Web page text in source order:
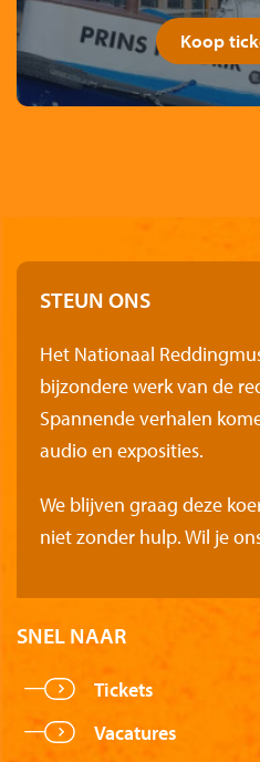
Koop
SNEL NAAR
Tickets
Vacatures
STEUN ONS
Het Nationaal
bijzondere werk van de
Spannende verhalen
audio en exposities.
We blijven graag deze
niet zonder hulp. Wil je